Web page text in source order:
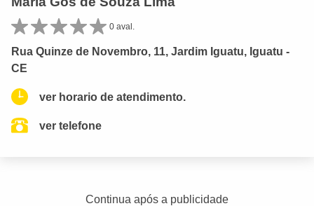
0 aval.
Rua Quinze de Novembro, 11, Jardim Iguatu, Iguatu -
CE
ver horario de atendimento.
ver telefone
Continua após a publicidade